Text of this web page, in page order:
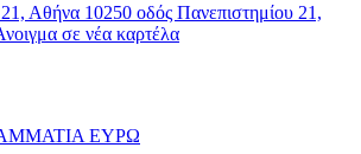
Αθήνα 10250 οδός Πανεπιστημίου 21,
σε νέα καρτέλα
ΕΥΡΩ